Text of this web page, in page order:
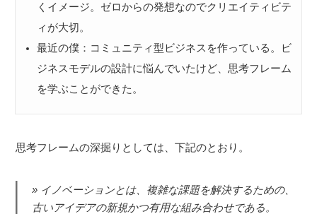
くイメージ。ゼロからの発想なのでクリエイティビテ
ィが大切。
最近の僕：コミュニティ型ビジネスを作っている。ビ
ジネスモデルの設計に悩んでいたけど、思考フレーム
を学ぶことができた。
思考フレームの深掘りとしては、下記のとおり。
イノベーションとは、複雑な課題を解決するための、
古いアイデアの新規かつ有用な組み合わせである。